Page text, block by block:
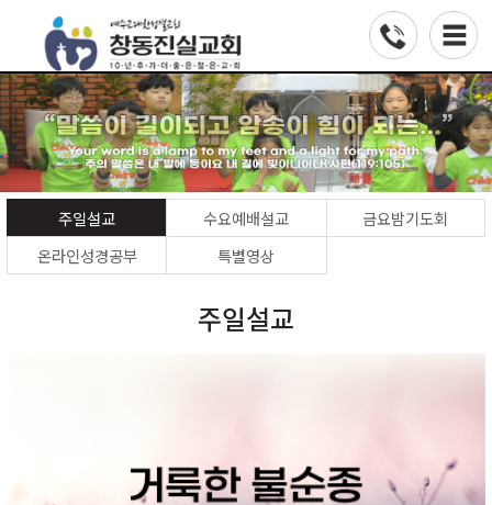
주일설교 수요예배설교
금요밤기도회
온라인성경공부
특별영상
주일설교